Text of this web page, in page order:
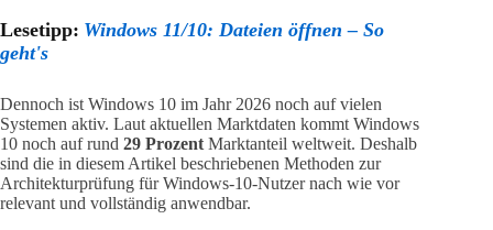
Lesetipp: Windows 11/10: Dateien öffnen – So
geht's
Dennoch ist Windows 10 im Jahr 2026 noch auf vielen
Systemen aktiv. Laut aktuellen Marktdaten kommt Windows
10 noch auf rund 29 Prozent Marktanteil weltweit. Deshalb
sind die in diesem Artikel beschriebenen Methoden zur
Architekturprüfung für Windows-10-Nutzer nach wie vor
relevant und vollständig anwendbar.